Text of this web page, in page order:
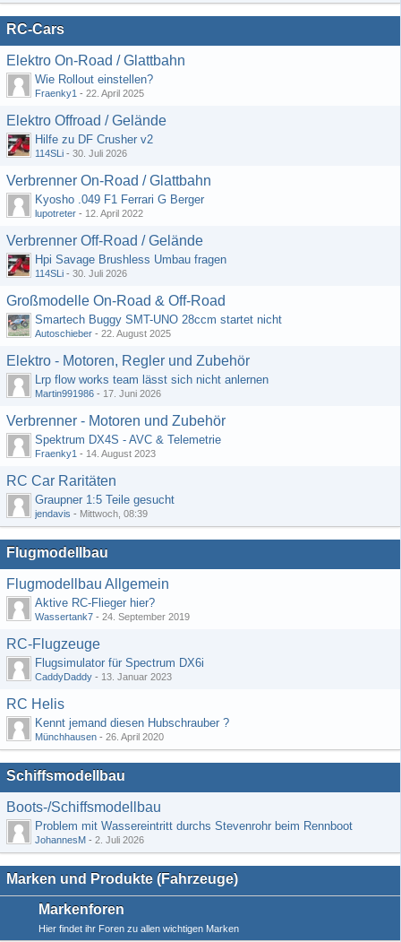
RC-Cars
Elektro On-Road / Glattbahn
Wie Rollout einstellen?
Fraenky1 - 22. April 2025
Elektro Offroad / Gelände
Hilfe zu DF Crusher v2
114SLi - 30. Juli 2026
Verbrenner On-Road / Glattbahn
Kyosho .049 F1 Ferrari G Berger
lupotreter - 12. April 2022
Verbrenner Off-Road / Gelände
Hpi Savage Brushless Umbau fragen
114SLi - 30. Juli 2026
Großmodelle On-Road & Off-Road
Smartech Buggy SMT-UNO 28ccm startet nicht
Autoschieber - 22. August 2025
Elektro - Motoren, Regler und Zubehör
Lrp flow works team lässt sich nicht anlernen
Martin991986 - 17. Juni 2026
Verbrenner - Motoren und Zubehör
Spektrum DX4S - AVC & Telemetrie
Fraenky1 - 14. August 2023
RC Car Raritäten
Graupner 1:5 Teile gesucht
jendavis - Mittwoch, 08:39
Flugmodellbau
Flugmodellbau Allgemein
Aktive RC-Flieger hier?
Wassertank7 - 24. September 2019
RC-Flugzeuge
Flugsimulator für Spectrum DX6i
CaddyDaddy - 13. Januar 2023
RC Helis
Kennt jemand diesen Hubschrauber ?
Münchhausen - 26. April 2020
Schiffsmodellbau
Boots-/Schiffsmodellbau
Problem mit Wassereintritt durchs Stevenrohr beim Rennboot
JohannesM - 2. Juli 2026
Marken und Produkte (Fahrzeuge)
Markenforen
Hier findet ihr Foren zu allen wichtigen Marken